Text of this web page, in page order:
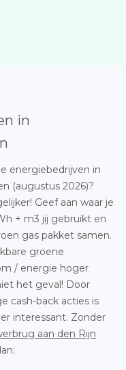
in
energiebedrijven in
(augustus 2026)?
Geef aan waar je
+ m3 jij gebruikt en
gas pakket samen.
groene
/ energie hoger
het geval! Door
cash-back acties is
interessant. Zonder
aan den Rijn